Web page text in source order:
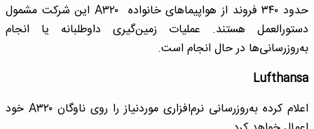
حدود ٣٤٠ فروند از هواپیماهای خانواده A‌۳۲۰ این شرکت مشمول
دستورالعمل هستند. عملیات زمین‌گیری داوطلبانه یا انجام
به‌روزرسانی‌ها در حال انجام است.
Lufthansa
اعلام کرده به‌روزرسانی نرم‌افزاری موردنیاز را روی ناوگان A‌۳۲۰ خود